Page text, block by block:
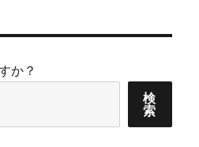
か？
検
索